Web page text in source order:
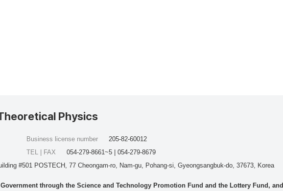
Physics
#501 POSTECH, 77 Cheongam-ro, Nam-gu, Pohang-si, Gyeongsangbuk-do, 37673, Korea
Business license number
205-82-60012
TEL | FAX
054-279-8661~5 | 054-279-8679
through the Science and Technology Promotion Fund and the Lottery Fund,